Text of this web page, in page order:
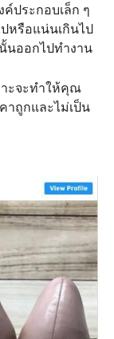
ประกอบเล็ก ๆ
หรือแน่นเกินไป
นออกไปทำงาน
าะจะทำให้คุณ
ถูกและไม่เป็น